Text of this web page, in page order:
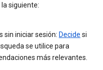
siguiente:
sin iniciar sesión: Decide si
se utilice para
más relevantes.